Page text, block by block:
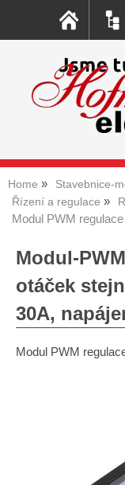
Home Stavebnice-
Řízení a regulace
Modul PWM
Modul-
otáček
30A,
Modul PWM